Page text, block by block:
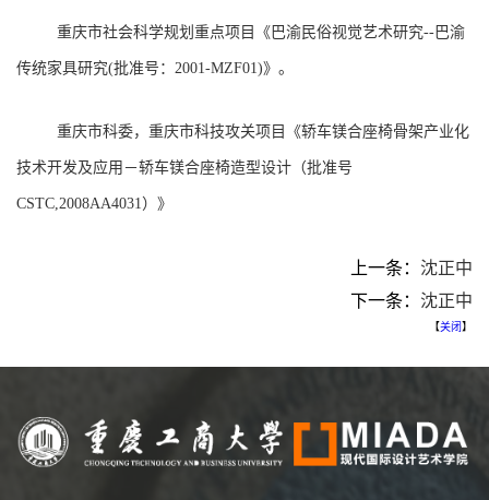
重庆市社会科学规划重点项目《巴渝民俗视觉艺术研究--巴渝
传统家具研究(批准号：2001-MZF01)》。
重庆市科委，重庆市科技攻关项目《轿车镁合座椅骨架产业化
技术开发及应用－轿车镁合座椅造型设计（批准号
CSTC,2008AA4031）》
上一条： 沈正中
下一条： 沈正中
【关闭】